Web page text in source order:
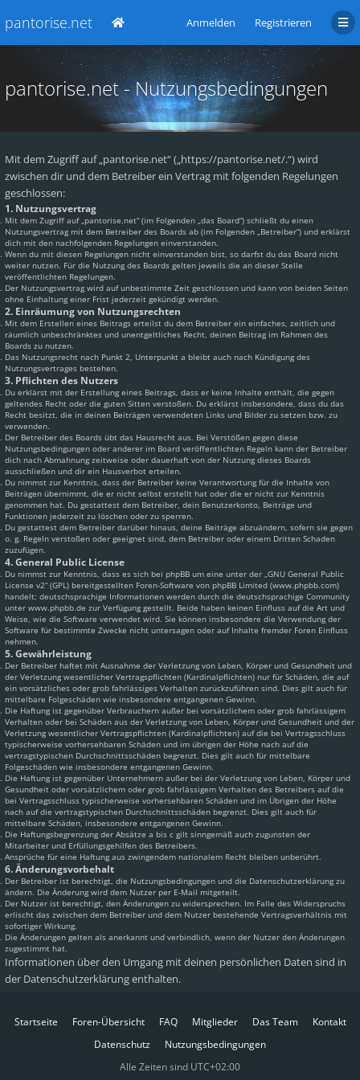
pantorise.net Anmelden Registrieren
pantorise.net - Nutzungsbedingungen
Mit dem Zugriff auf „pantorise.net“ („https://pantorise.net/.“) wird
zwischen dir und dem Betreiber ein Vertrag mit folgenden Regelungen
geschlossen:
1. Nutzungsvertrag
Mit dem Zugriff auf „pantorise.net“ (im Folgenden „das Board“) schließt du einen
Nutzungsvertrag mit dem Betreiber des Boards ab (im Folgenden „Betreiber“) und erklärst
dich mit den nachfolgenden Regelungen einverstanden.
Wenn du mit diesen Regelungen nicht einverstanden bist, so darfst du das Board nicht
weiter nutzen. Für die Nutzung des Boards gelten jeweils die an dieser Stelle
veröffentlichten Regelungen.
Der Nutzungsvertrag wird auf unbestimmte Zeit geschlossen und kann von beiden Seiten
ohne Einhaltung einer Frist jederzeit gekündigt werden.
2. Einräumung von Nutzungsrechten
Mit dem Erstellen eines Beitrags erteilst du dem Betreiber ein einfaches, zeitlich und
räumlich unbeschränktes und unentgeltliches Recht, deinen Beitrag im Rahmen des
Boards zu nutzen.
Das Nutzungsrecht nach Punkt 2, Unterpunkt a bleibt auch nach Kündigung des
Nutzungsvertrages bestehen.
3. Pflichten des Nutzers
Du erklärst mit der Erstellung eines Beitrags, dass er keine Inhalte enthält, die gegen
geltendes Recht oder die guten Sitten verstoßen. Du erklärst insbesondere, dass du das
Recht besitzt, die in deinen Beiträgen verwendeten Links und Bilder zu setzen bzw. zu
verwenden.
Der Betreiber des Boards übt das Hausrecht aus. Bei Verstößen gegen diese
Nutzungsbedingungen oder anderer im Board veröffentlichten Regeln kann der Betreiber
dich nach Abmahnung zeitweise oder dauerhaft von der Nutzung dieses Boards
ausschließen und dir ein Hausverbot erteilen.
Du nimmst zur Kenntnis, dass der Betreiber keine Verantwortung für die Inhalte von
Beiträgen übernimmt, die er nicht selbst erstellt hat oder die er nicht zur Kenntnis
genommen hat. Du gestattest dem Betreiber, dein Benutzerkonto, Beiträge und
Funktionen jederzeit zu löschen oder zu sperren.
Du gestattest dem Betreiber darüber hinaus, deine Beiträge abzuändern, sofern sie gegen
o. g. Regeln verstoßen oder geeignet sind, dem Betreiber oder einem Dritten Schaden
zuzufügen.
4. General Public License
Du nimmst zur Kenntnis, dass es sich bei phpBB um eine unter der „GNU General Public
License v2“ (GPL) bereitgestellten Foren-Software von phpBB Limited (www.phpbb.com)
handelt; deutschsprachige Informationen werden durch die deutschsprachige Community
unter www.phpbb.de zur Verfügung gestellt. Beide haben keinen Einfluss auf die Art und
Weise, wie die Software verwendet wird. Sie können insbesondere die Verwendung der
Software für bestimmte Zwecke nicht untersagen oder auf Inhalte fremder Foren Einfluss
nehmen.
5. Gewährleistung
Der Betreiber haftet mit Ausnahme der Verletzung von Leben, Körper und Gesundheit und
der Verletzung wesentlicher Vertragspflichten (Kardinalpflichten) nur für Schäden, die auf
ein vorsätzliches oder grob fahrlässiges Verhalten zurückzuführen sind. Dies gilt auch für
mittelbare Folgeschäden wie insbesondere entgangenen Gewinn.
Die Haftung ist gegenüber Verbrauchern außer bei vorsätzlichem oder grob fahrlässigem
Verhalten oder bei Schäden aus der Verletzung von Leben, Körper und Gesundheit und der
Verletzung wesentlicher Vertragspflichten (Kardinalpflichten) auf die bei Vertragsschluss
typischerweise vorhersehbaren Schäden und im übrigen der Höhe nach auf die
vertragstypischen Durchschnittsschäden begrenzt. Dies gilt auch für mittelbare
Folgeschäden wie insbesondere entgangenen Gewinn.
Die Haftung ist gegenüber Unternehmern außer bei der Verletzung von Leben, Körper und
Gesundheit oder vorsätzlichem oder grob fahrlässigem Verhalten des Betreibers auf die
bei Vertragsschluss typischerweise vorhersehbaren Schäden und im Übrigen der Höhe
nach auf die vertragstypischen Durchschnittsschäden begrenzt. Dies gilt auch für
mittelbare Schäden, insbesondere entgangenen Gewinn.
Die Haftungsbegrenzung der Absätze a bis c gilt sinngemäß auch zugunsten der
Mitarbeiter und Erfüllungsgehilfen des Betreibers.
Ansprüche für eine Haftung aus zwingendem nationalem Recht bleiben unberührt.
6. Änderungsvorbehalt
Der Betreiber ist berechtigt, die Nutzungsbedingungen und die Datenschutzerklärung zu
ändern. Die Änderung wird dem Nutzer per E-Mail mitgeteilt.
Der Nutzer ist berechtigt, den Änderungen zu widersprechen. Im Falle des Widerspruchs
erlischt das zwischen dem Betreiber und dem Nutzer bestehende Vertragsverhältnis mit
sofortiger Wirkung.
Die Änderungen gelten als anerkannt und verbindlich, wenn der Nutzer den Änderungen
zugestimmt hat.
Informationen über den Umgang mit deinen persönlichen Daten sind in
der Datenschutzerklärung enthalten.
Startseite Foren-Übersicht FAQ Mitglieder Das Team
Kontakt
Datenschutz
Nutzungsbedingungen
Alle Zeiten sind UTC+02:00